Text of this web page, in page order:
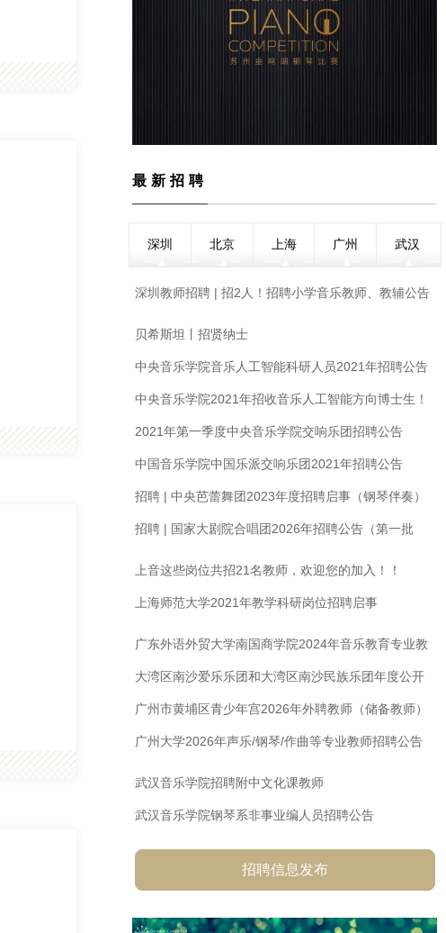
最新招聘
深圳 北京 上海 广州 武汉
深圳教师招聘 | 招2人！招聘小学音乐教师、教辅公告
贝希斯坦丨招贤纳士
中央音乐学院音乐人工智能科研人员2021年招聘公告
中央音乐学院2021年招收音乐人工智能方向博士生！
俞峰校长携手院士和著名教授，组建跨学科导师阵
容！
2021年第一季度中央音乐学院交响乐团招聘公告
中国音乐学院中国乐派交响乐团2021年招聘公告
招聘 | 中央芭蕾舞团2023年度招聘启事（钢琴伴奏）
招聘 | 国家大剧院合唱团2026年招聘公告（第一批
次）（钢琴伴奏、合唱演员）
上音这些岗位共招21名教师，欢迎您的加入！！
上海师范大学2021年教学科研岗位招聘启事
广东外语外贸大学南国商学院2024年音乐教育专业教
师招聘启事｜招聘声乐老师
大湾区南沙爱乐乐团和大湾区南沙民族乐团年度公开
招聘
广州市黄埔区青少年宫2026年外聘教师（储备教师）
招聘公告
广州大学2026年声乐/钢琴/作曲等专业教师招聘公告
武汉音乐学院招聘附中文化课教师
武汉音乐学院钢琴系非事业编人员招聘公告
招聘信息发布